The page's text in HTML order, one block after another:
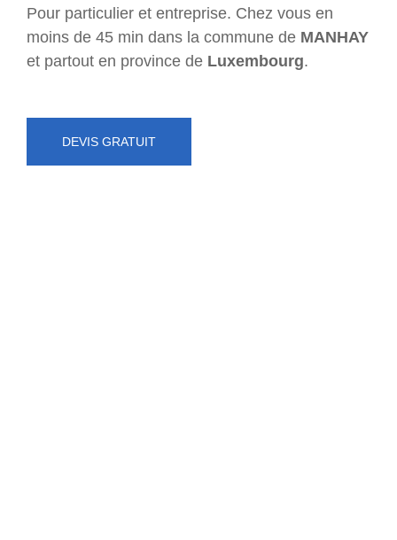
Pour particulier et entreprise. Chez vous en
moins de 45 min dans la commune de MANHAY
et partout en province de Luxembourg.
DEVIS GRATUIT